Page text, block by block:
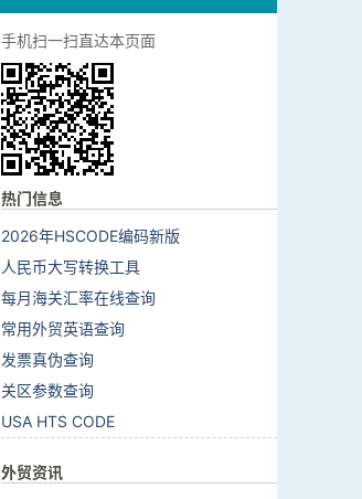
手机扫一扫直达本页面
热门信息
2026年HSCODE编码新版
人民币大写转换工具
每月海关汇率在线查询
常用外贸英语查询
发票真伪查询
关区参数查询
USA HTS CODE
外贸资讯